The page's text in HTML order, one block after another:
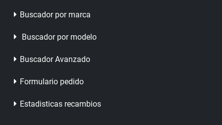
Buscador por marca
Buscador por modelo
Buscador Avanzado
Formulario pedido
Estadisticas recambios